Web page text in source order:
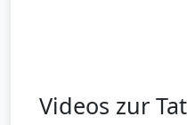
Videos zur